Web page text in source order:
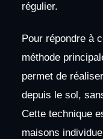
régulier.
Pour répondre à
méthode
permet de
depuis le sol,
Cette technique
maisons